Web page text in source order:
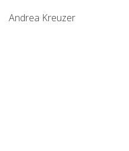
Andrea Kreuzer